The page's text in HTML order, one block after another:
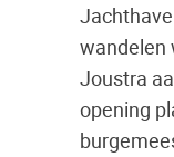
wandelen
Joustra
opening